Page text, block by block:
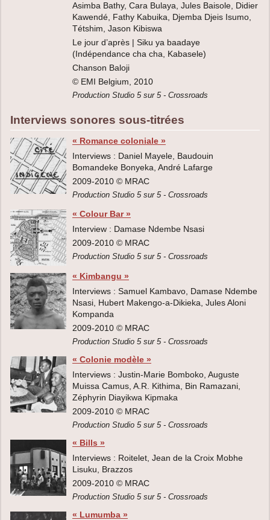
Asimba Bathy, Cara Bulaya, Jules Baisole, Didier
Kawendé, Fathy Kabuika, Djemba Djeis Isumo,
Tétshim, Jason Kibiswa
Le jour d’après | Siku ya baadaye
(Indépendance cha cha, Kabasele)
Chanson Baloji
© EMI Belgium, 2010
Production Studio 5 sur 5 - Crossroads
Interviews sonores sous-titrées
« Romance coloniale »
Interviews : Daniel Mayele, Baudouin
Bomandeke Bonyeka, André Lafarge
2009-2010 © MRAC
Production Studio 5 sur 5 - Crossroads
« Colour Bar »
Interview : Damase Ndembe Nsasi
2009-2010 © MRAC
Production Studio 5 sur 5 - Crossroads
« Kimbangu »
Interviews : Samuel Kambavo, Damase Ndembe
Nsasi, Hubert Makengo-a-Dikieka, Jules Aloni
Kompanda
2009-2010 © MRAC
Production Studio 5 sur 5 - Crossroads
« Colonie modèle »
Interviews : Justin-Marie Bomboko, Auguste
Muissa Camus, A.R. Kithima, Bin Ramazani,
Zéphyrin Diayikwa Kipmaka
2009-2010 © MRAC
Production Studio 5 sur 5 - Crossroads
« Bills »
Interviews : Roitelet, Jean de la Croix Mobhe
Lisuku, Brazzos
2009-2010 © MRAC
Production Studio 5 sur 5 - Crossroads
« Lumumba »